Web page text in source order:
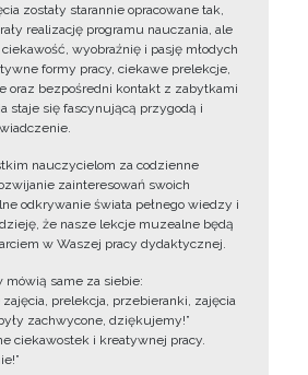
zostały starannie opracowane tak,
realizację programu nauczania, ale
wyobraźnię i pasję młodych
formy pracy, ciekawe prelekcje,
oraz bezpośredni kontakt z zabytkami
staje się fascynującą przygodą i
nauczycielom za codzienne
zainteresowań swoich
odkrywanie świata pełnego wiedzy i
że nasze lekcje muzealne będą
w Waszej pracy dydaktycznej.
same za siebie:
prelekcja, przebieranki, zajęcia
zachwycone, dziękujemy!”
ciekawostek i kreatywnej pracy.